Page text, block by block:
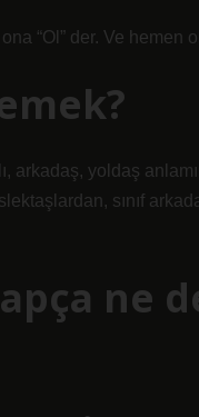
“Ol” der. Ve hemen
arkadaş, yoldaş
sınıf
ne